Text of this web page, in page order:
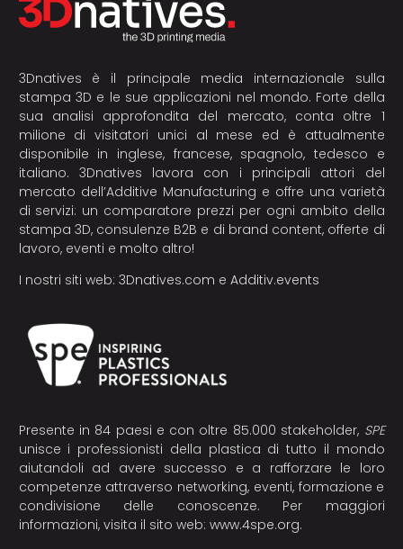
3Dnatives è il principale media internazionale sulla
stampa 3D e le sue applicazioni nel mondo. Forte della
sua analisi approfondita del mercato, conta oltre 1
milione di visitatori unici al mese ed è attualmente
disponibile in inglese, francese, spagnolo, tedesco e
italiano. 3Dnatives lavora con i principali attori del
mercato dell’Additive Manufacturing e offre una varietà
di servizi: un comparatore prezzi per ogni ambito della
stampa 3D, consulenze B2B e di brand content, offerte di
lavoro, eventi e molto altro!
I nostri siti web: 3Dnatives.com e Additiv.events
Presente in 84 paesi e con oltre 85.000 stakeholder, SPE
unisce i professionisti della plastica di tutto il mondo
aiutandoli ad avere successo e a rafforzare le loro
competenze attraverso networking, eventi, formazione e
condivisione delle conoscenze. Per maggiori
informazioni, visita il sito web: www.4spe.org.